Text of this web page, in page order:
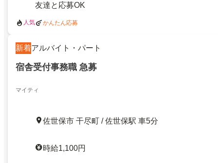
友達と応募OK
人気 かんたん応募
新着アルバイト・パート
宿舎受付事務職 急募
マイティ
佐世保市 干尽町 / 佐世保駅 車5分
時給1,100円